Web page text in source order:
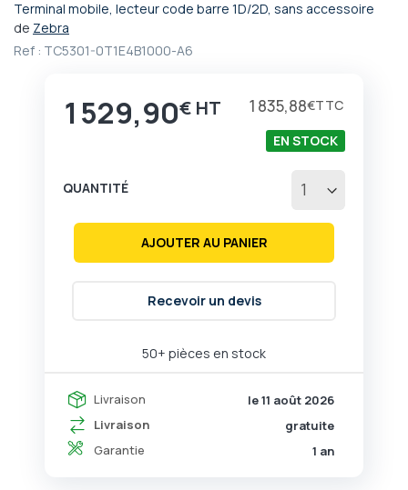
Terminal mobile, lecteur code barre 1D/2D, sans accessoire
de Zebra
Ref : TC5301-0T1E4B1000-A6
1 529,90€ 1 835,88€
50+ pièces en stock
EN STOCK
Livraison
le 11 août 2026
Livraison
gratuite
Garantie
1 an
QUANTITÉ
AJOUTER AU PANIER
Recevoir un devis
Passer
au
début